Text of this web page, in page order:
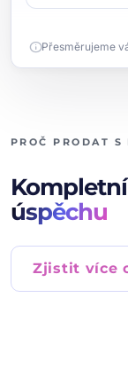
infoPřesměrujeme
PROČ PRODAT S
úspěchu
Zjistit více